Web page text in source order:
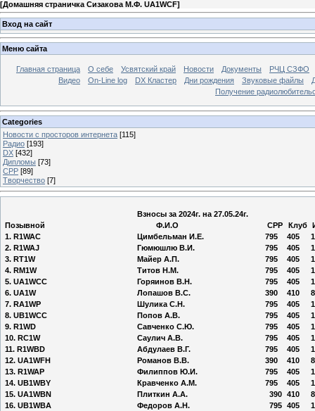
[Домашняя страничка Сизакова М.Ф. UA1WCF]
Вход на сайт
Меню сайта
Главная страница О себе Усвятский край Новости Документы
РЧЦ СЗФО
Видео
On-Line log DX Кластер Дни рождения Звуковые файлы
Получение
Categories
Новости с просторов интернета [115]
Радио [193]
DX [432]
Дипломы [73]
СРР [89]
Творчество [7]
Взносы за 2024г. на 27.05.24г.
Позывной
Ф.И.О СРР Клуб
1. R1WAC
Цимбельман И.Е. 795 405
2. R1WAJ
Гюмюшлю В.И. 795 405
3. RT1W
Майер А.П. 795 405
4. RM1W
Титов Н.М. 795 405
5. UA1WCC
Горяинов В.Н. 795 405
6. UA1W
Лопашов В.С. 390 410
7. RA1WP
Шулика С.Н. 795 405
8. UB1WCC
Попов А.В. 795 405
9. R1WD
Савченко С.Ю. 795 405
10. RC1W
Саулич А.В. 795 405
11. R1WBD
Абдулаев В.Г. 795 405
12. UA1WFH
Романов В.В. 390 410
13. R1WAP
Филиппов Ю.И. 795 405
14. UB1WBY
Кравченко А.М. 795 405
15. UA1WBN
Плиткин А.А. 390 410
16. UB1WBA
Федоров А.Н. 795 405